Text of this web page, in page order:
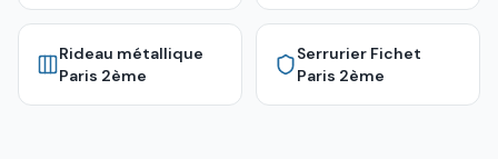
Rideau métallique
Paris 2ème
Serrurier Fichet
Paris 2ème